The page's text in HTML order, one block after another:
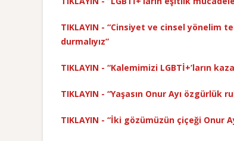
TIKLAYIN - “Cinsiyet ve cinsel yönelim
durmalıyız”
TIKLAYIN - “Kalemimizi LGBTİ+’ların
TIKLAYIN - “Yaşasın Onur Ayı özgürlük
TIKLAYIN - “İki gözümüzün çiçeği Onur